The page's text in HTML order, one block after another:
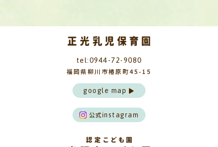
tel:0944-72-9080
福岡県柳川市椿原町45-15
google map
公式instagram